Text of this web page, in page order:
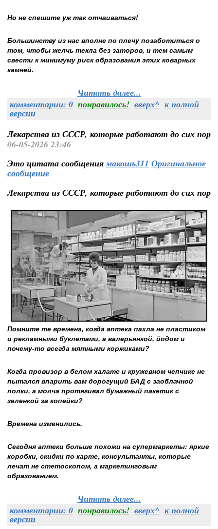
Но не спешите уж так отчаиваться!
Большинству из нас вполне по плечу позаботиться о
том, чтобы желчь текла без заторов, и тем самым
свести к минимуму риск образования этих коварных
камней.
Читать далее...
комментарии: 0 понравилось! вверх^ к полной
версии
Лекарства из СССР, которые работают до сих пор
06-05-2026 23:46
Это цитата сообщениямакошь311 Оригинальное
сообщение
Лекарства из СССР, которые работают до сих пор
Помните те времена, когда аптека пахла не пластиком
и рекламными буклетами, а валерьянкой, йодом и
почему-то всегда мятными коржиками?
Когда провизор в белом халате и кружевном чепчике не
пытался впарить вам дорогущий БАД с заоблачной
полки, а молча протягивал бумажный пакетик с
зеленкой за копейки?
Времена изменились.
Сегодня аптеки больше похожи на супермаркеты: яркие
коробки, скидки по карте, консультанты, которые
лечат не стетоскопом, а маркетинговым
образованием.
Читать далее...
комментарии: 0 понравилось! вверх^ к полной
версии